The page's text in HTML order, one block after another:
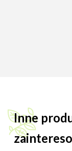
Inne